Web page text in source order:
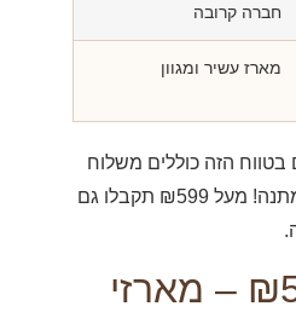
חברה קרובה
מארז עשיר ומגוון
בטווח הזה כוללים משלוח
חינם + כובע כותנה במתנה! מעל ₪599 תקבלו גם
✨ מעל ₪550 – מארזי